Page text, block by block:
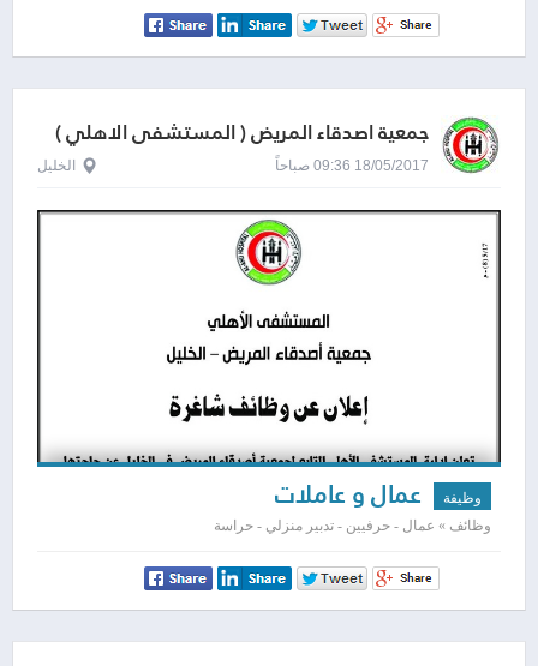
جمعية اصدقاء المريض ( المستشفى الاهلي )
18/05/2017 09:36 صباحاً الخليل
وظيفة عمال و عاملات
وظائف » عمال - حرفيين - تدبير منزلي - حراسة